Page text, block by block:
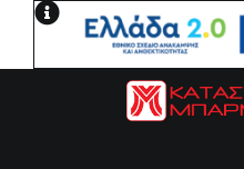
Μετάβαση